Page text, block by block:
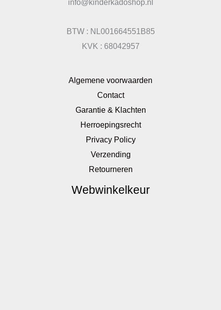
info@kinderkadoshop.nl
BTW : NL001664551B85
KVK : 68042957
Algemene voorwaarden
Contact
Garantie & Klachten
Herroepingsrecht
Privacy Policy
Verzending
Retourneren
Webwinkelkeur